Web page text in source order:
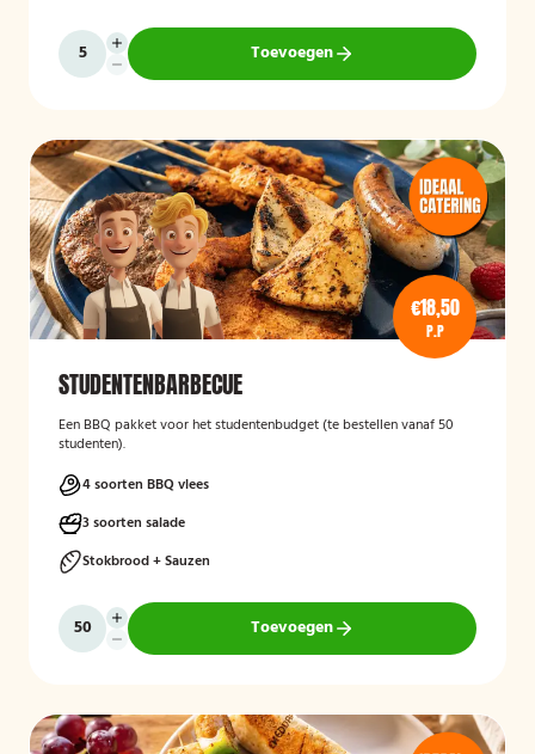
Toevoegen
€18,50
P.P
STUDENTENBARBECUE
Een BBQ pakket voor het studentenbudget (te bestellen vanaf 50
studenten).
4 soorten BBQ vlees
3 soorten salade
Stokbrood + Sauzen
Toevoegen